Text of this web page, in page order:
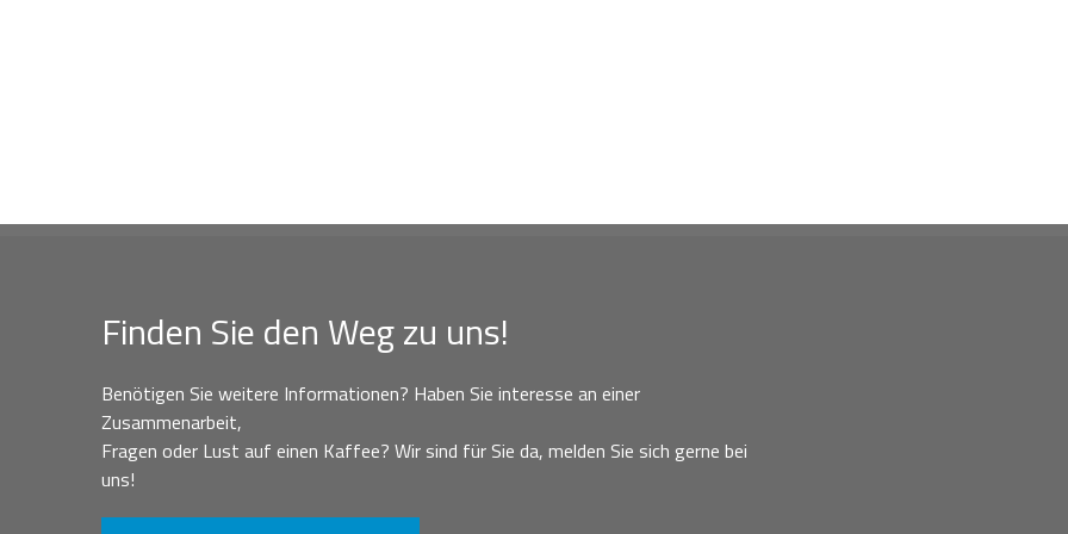
Finden Sie den Weg zu uns!
Benötigen Sie weitere Informationen? Haben Sie interesse an einer
Zusammenarbeit,
Fragen oder Lust auf einen Kaffee? Wir sind für Sie da, melden Sie sich gerne bei
uns!